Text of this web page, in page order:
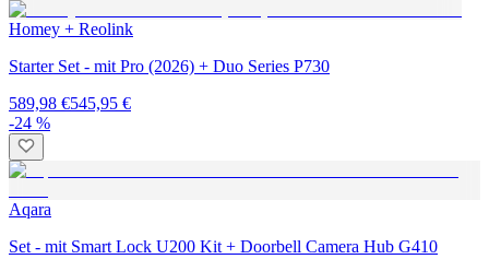
Homey + Reolink
Starter Set - mit Pro (2026) + Duo Series P730
589,98 €545,95 €
-24 %
Aqara
Set - mit Smart Lock U200 Kit + Doorbell Camera Hub G410